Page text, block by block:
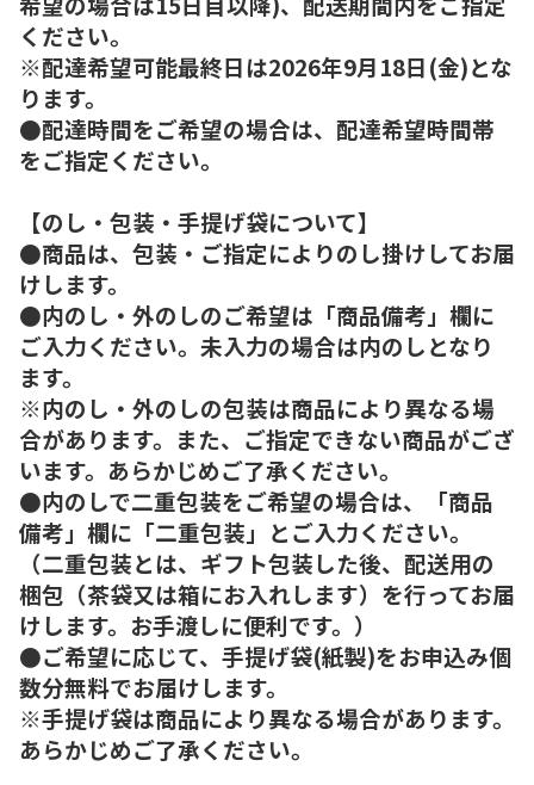
ください。
※配達希望可能最終日は2026年9月18日(金)とな
ります。
●配達時間をご希望の場合は、配達希望時間帯
をご指定ください。
【のし・包装・手提げ袋について】
●商品は、包装・ご指定によりのし掛けしてお届
けします。
●内のし・外のしのご希望は「商品備考」欄に
ご入力ください。未入力の場合は内のしとなり
ます。
※内のし・外のしの包装は商品により異なる場
合があります。また、ご指定できない商品がござ
います。あらかじめご了承ください。
●内のしで二重包装をご希望の場合は、「商品
備考」欄に「二重包装」とご入力ください。
（二重包装とは、ギフト包装した後、配送用の
梱包（茶袋又は箱にお入れします）を行ってお届
けします。お手渡しに便利です。）
●ご希望に応じて、手提げ袋(紙製)をお申込み個
数分無料でお届けします。
※手提げ袋は商品により異なる場合があります。
あらかじめご了承ください。